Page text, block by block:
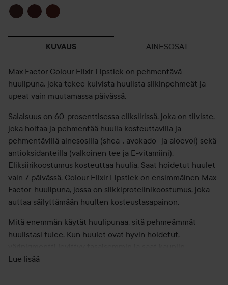
KUVAUS AINESOSAT
Max Factor Colour Elixir Lipstick on pehmentävä
huulipuna, joka tekee kuivista huulista silkinpehmeät ja
upeat vain muutamassa päivässä.
Salaisuus on 60-prosenttisessa eliksiirissä, joka on tiiviste,
joka hoitaa ja pehmentää huulia kosteuttavilla ja
pehmentävillä ainesosilla (shea-, avokado- ja aloevoi) sekä
antioksidanteilla (valkoinen tee ja E-vitamiini).
Eliksiirikoostumus kosteuttaa huulia. Saat hoidetut huulet
vain 7 päivässä. Colour Elixir Lipstick on ensimmäinen Max
Factor-huulipuna, jossa on silkkiproteiinikoostumus, joka
auttaa säilyttämään huulten kosteustasapainon.
Mitä enemmän käytät huulipunaa, sitä pehmeämmät
huulistasi tulee. Kun huulet ovat hyvin hoidetut,
näyttävän lopputuloksen.
Lue lisää